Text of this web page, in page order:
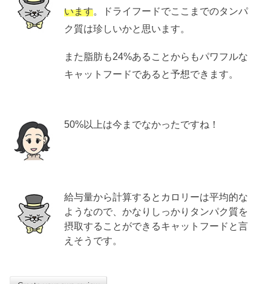
います。ドライフードでここまでのタンパ
ク質は珍しいかと思います。
また脂肪も24%あることからもパワフルな
キャットフードであると予想できます。
50%以上は今までなかったですね！
給与量から計算するとカロリーは平均的な
ようなので、かなりしっかりタンパク質を
摂取することができるキャットフードと言
えそうです。